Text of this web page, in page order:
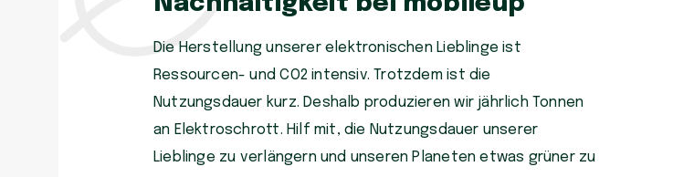
Die Herstellung unserer elektronischen Lieblinge ist
Ressourcen- und CO2 intensiv. Trotzdem ist die
Nutzungsdauer kurz. Deshalb produzieren wir jährlich Tonnen
an Elektroschrott. Hilf mit, die Nutzungsdauer unserer
Lieblinge zu verlängern und unseren Planeten etwas grüner zu